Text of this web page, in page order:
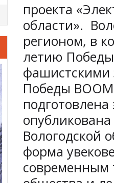
проекта
области».
регионом, в
летию Победы
фашистскими
Победы
Вологодской
форма
современным